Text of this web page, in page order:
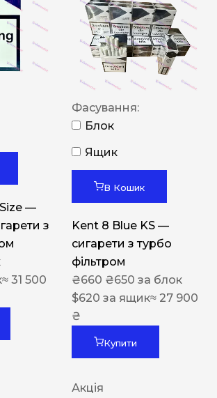
—
з
≈ 31 500
Фасування:
Блок
Ящик
В Кошик
Kent 8 Blue KS —
сигарети з турбо
фільтром
₴660 ₴650 за блок
$620 за ящик≈ 27 900
₴
Купити
Акція